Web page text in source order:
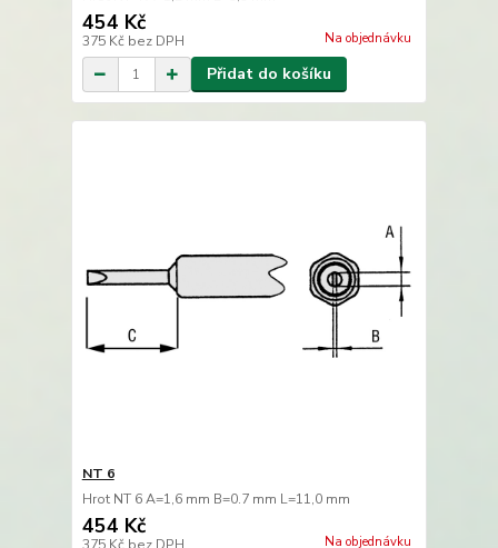
454 Kč
375 Kč bez DPH Na objednávku
Přidat do košíku
NT 6
Hrot NT 6 A=1,6 mm B=0.7 mm L=11,0 mm
454 Kč
375 Kč bez DPH Na objednávku